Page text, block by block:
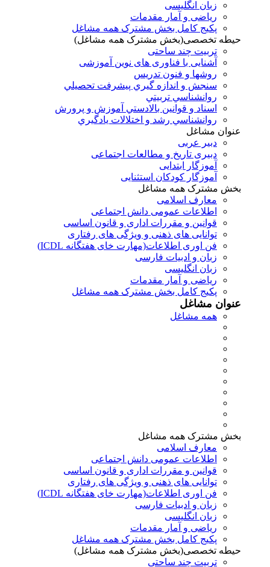
زبان انگلیسی
ریاضی و آمار مقدمات
پکیج کامل بخش مشترک همه مشاغل
حیطه تخصصی(بخش مشترک همه مشاغل)
تربیت چند ساحتی
آشنایی با فناوری های نوین آموزشی
روشها و فنون تدريس
سنجش و اندازه گيري پيشرفت تحصيلي
روانشناسي تربيتي
اسناد و قوانين بالادستي آموزش و پرورش
روانشناسي رشد و اختلالات يادگيري
عنوان مشاغل
دبير عربی
دبیری تاریخ و مطالعات اجتماعی
آموزگار ابتدایی
آموزگار کودکان استثنایی
بخش مشترک همه مشاغل
معارف اسلامی
اطلاعات عمومی دانش اجتماعی
قوانین و مقررات اداری و قانون اساسی
توانایی های ذهنی و ویژگی های رفتاری
فن اوری اطلاعات(مهارت خای هفتگانه ICDL)
زبان و ادبیات فارسی
زبان انگلیسی
ریاضی و آمار مقدمات
پکیج کامل بخش مشترک همه مشاغل
عنوان مشاغل
همه مشاغل
بخش مشترک همه مشاغل
معارف اسلامی
اطلاعات عمومی دانش اجتماعی
قوانین و مقررات اداری و قانون اساسی
توانایی های ذهنی و ویژگی های رفتاری
فن اوری اطلاعات(مهارت خای هفتگانه ICDL)
زبان و ادبیات فارسی
زبان انگلیسی
ریاضی و آمار مقدمات
پکیج کامل بخش مشترک همه مشاغل
حیطه تخصصی(بخش مشترک همه مشاغل)
تربیت چند ساحتی